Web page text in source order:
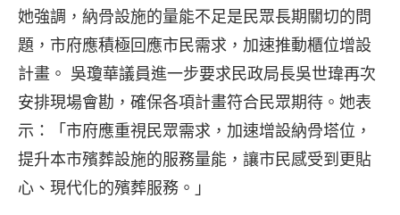
她強調，納骨設施的量能不足是民眾長期關切的問
題，市府應積極回應市民需求，加速推動櫃位增設
計畫。 吳瓊華議員進一步要求民政局長吳世瑋再次
安排現場會勘，確保各項計畫符合民眾期待。她表
示：「市府應重視民眾需求，加速增設納骨塔位，
提升本市殯葬設施的服務量能，讓市民感受到更貼
心、現代化的殯葬服務。」